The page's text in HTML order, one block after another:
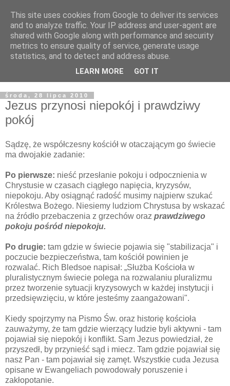
Żyjąc wiarą w REALNYM
świecie
Blog pastora Pawła Bartosika
środa, 28 lipca 2010
Jezus przynosi niepokój i prawdziwy
pokój
Sądzę, że współczesny kościół w otaczającym go świecie
ma dwojakie zadanie:
Po pierwsze: nieść przesłanie pokoju i odpocznienia w
Chrystusie w czasach ciągłego napięcia, kryzysów,
niepokoju. Aby osiągnąć radość musimy najpierw szukać
Królestwa Bożego. Niesiemy ludziom Chrystusa by wskazać
na źródło przebaczenia z grzechów oraz prawdziwego
pokoju pośród niepokoju.
Po drugie: tam gdzie w świecie pojawia się "stabilizacja" i
poczucie bezpieczeństwa, tam kościół powinien je
rozwalać. Rich Bledsoe napisał: „Służba Kościoła w
pluralistycznym świecie polega na rozwalaniu pluralizmu
przez tworzenie sytuacji kryzysowych w każdej instytucji i
przedsięwzięciu, w które jesteśmy zaangażowani".
Kiedy spojrzymy na Pismo Św. oraz historię kościoła
zauważymy, że tam gdzie wierzący ludzie byli aktywni - tam
pojawiał się niepokój i konflikt. Sam Jezus powiedział, że
przyszedł, by przynieść sąd i miecz. Tam gdzie pojawiał się
nasz Pan - tam pojawiał się zamęt. Wszystkie cuda Jezusa
opisane w Ewangeliach powodowały poruszenie i
zakłopotanie.
This site uses cookies from Google to deliver its services
and to analyze traffic. Your IP address and user-agent are
shared with Google along with performance and security
metrics to ensure quality of service, generate usage
statistics, and to detect and address abuse.
LEARN MORE GOT IT